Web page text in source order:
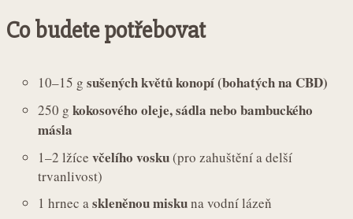
Co budete potřebovat
10–15 g sušených květů konopí (bohatých na CBD)
250 g kokosového oleje, sádla nebo bambuckého
másla
1–2 lžíce včelího vosku(pro zahuštění a delší
trvanlivost)
1 hrnec a skleněnou miskuna vodní lázeň